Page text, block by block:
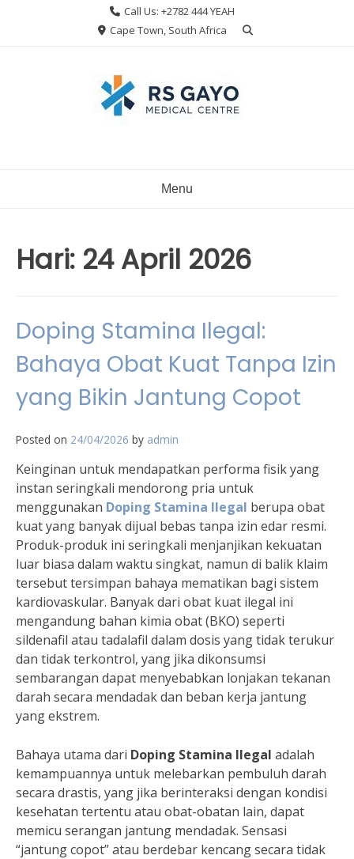
Call Us: +2782 444 YEAH
Cape Town, South Africa
Menu
Hari: 24 April 2026
Doping Stamina Ilegal:
Bahaya Obat Kuat Tanpa Izin
yang Bikin Jantung Copot
Posted on 24/04/2026 by admin
Keinginan untuk mendapatkan performa fisik yang
instan seringkali mendorong pria untuk
menggunakan Doping Stamina Ilegal berupa obat
kuat yang banyak dijual bebas tanpa izin edar resmi.
Produk-produk ini seringkali menjanjikan kekuatan
luar biasa dalam waktu singkat, namun di balik klaim
tersebut tersimpan bahaya mematikan bagi sistem
kardiovaskular. Banyak dari obat kuat ilegal ini
mengandung bahan kimia obat (BKO) seperti
sildenafil atau tadalafil dalam dosis yang tidak terukur
dan tidak terkontrol, yang jika dikonsumsi
sembarangan dapat menyebabkan lonjakan tekanan
darah secara mendadak dan beban kerja jantung
yang ekstrem.
Bahaya utama dari Doping Stamina Ilegal adalah
kemampuannya untuk melebarkan pembuluh darah
secara drastis, yang jika berinteraksi dengan kondisi
kesehatan tertentu atau obat-obatan lain, dapat
memicu serangan jantung mendadak. Sensasi
“jantung copot” atau berdebar kencang secara tidak